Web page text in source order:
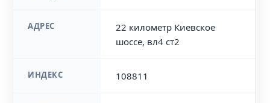
АДРЕС
22 километр Киевское
шоссе, вл4 ст2
ИНДЕКС 108811